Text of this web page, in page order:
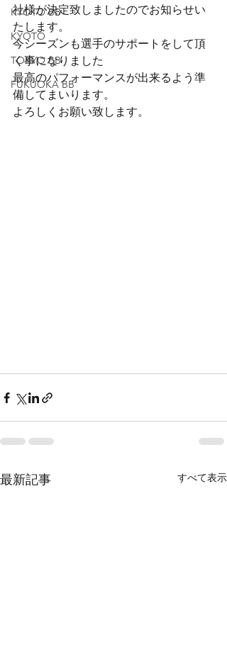
KYOTO BB
KYOTO
TOKYO BB
FUKUOKA BB
社様が決定致しましたのでお知らせい
たします。
今シーズンも選手のサポートをして頂
く事になりました
最高のパフォーマンスが出来るよう準
備してまいります。
よろしくお願い致します。
最新記事 すべて表示